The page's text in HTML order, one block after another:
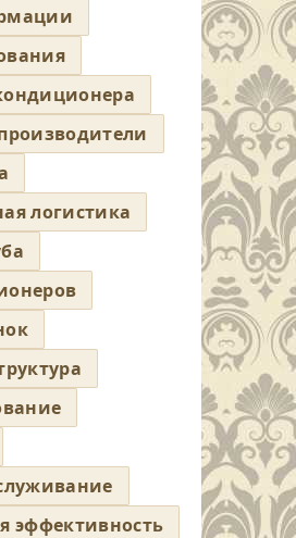
логистика
эффективность